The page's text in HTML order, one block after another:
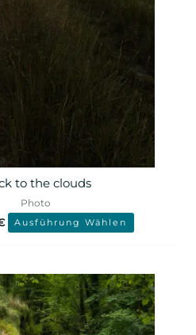
to the clouds
Photo
Ausführung Wählen